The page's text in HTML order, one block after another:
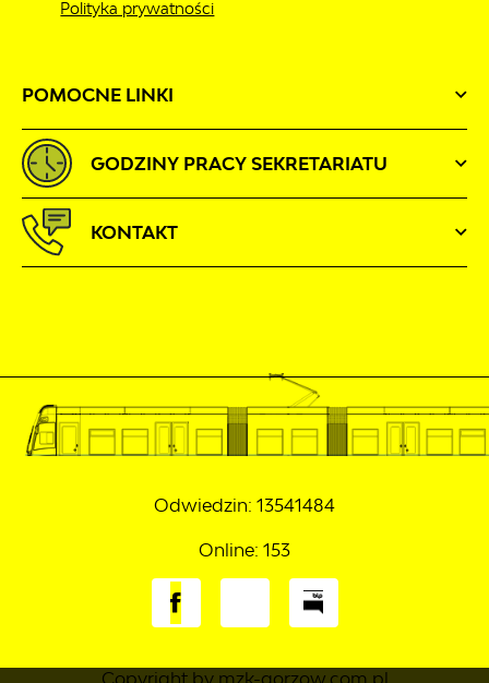
POMOCNE LINKI
Polityka prywatności
GODZINY PRACY SEKRETARIATU
KONTAKT
Odwiedzin: 13541484
Online: 153